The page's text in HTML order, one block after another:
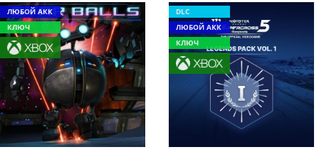
ЛЮБОЙ АКК
КЛЮЧ
DLC
ЛЮБОЙ АКК
КЛЮЧ